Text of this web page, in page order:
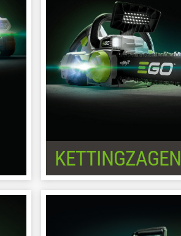
KETTINGZAGEN